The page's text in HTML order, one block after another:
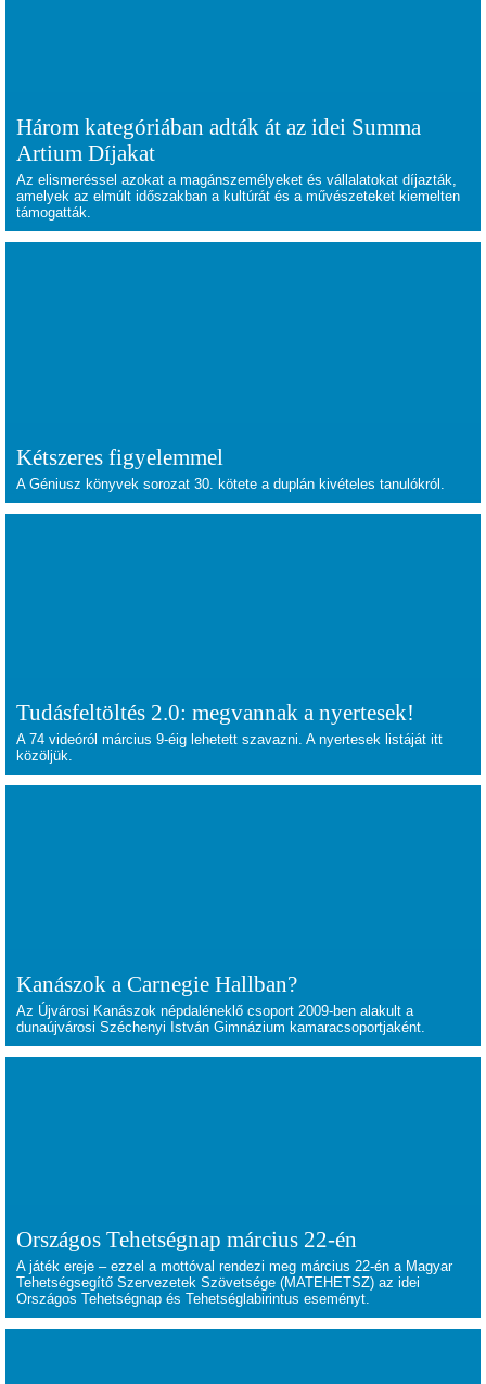
Három kategóriában adták át az idei Summa
Artium Díjakat
Az elismeréssel azokat a magánszemélyeket és vállalatokat díjazták,
amelyek az elmúlt időszakban a kultúrát és a művészeteket kiemelten
támogatták.
Kétszeres figyelemmel
A Géniusz könyvek sorozat 30. kötete a duplán kivételes tanulókról.
Tudásfeltöltés 2.0: megvannak a nyertesek!
A 74 videóról március 9-éig lehetett szavazni. A nyertesek listáját itt
közöljük.
Kanászok a Carnegie Hallban?
Az Újvárosi Kanászok népdaléneklő csoport 2009-ben alakult a
dunaújvárosi Széchenyi István Gimnázium kamaracsoportjaként.
Országos Tehetségnap március 22-én
A játék ereje – ezzel a mottóval rendezi meg március 22-én a Magyar
Tehetségsegítő Szervezetek Szövetsége (MATEHETSZ) az idei
Országos Tehetségnap és Tehetséglabirintus eseményt.